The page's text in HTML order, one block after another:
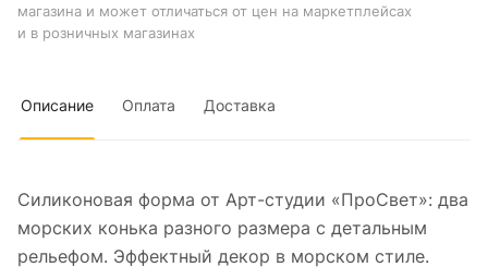
магазина и может отличаться от цен на маркетплейсах
и в розничных магазинах
Описание Оплата Доставка
Силиконовая форма от Арт-студии «ПроСвет»: два
морских конька разного размера с детальным
рельефом. Эффектный декор в морском стиле.